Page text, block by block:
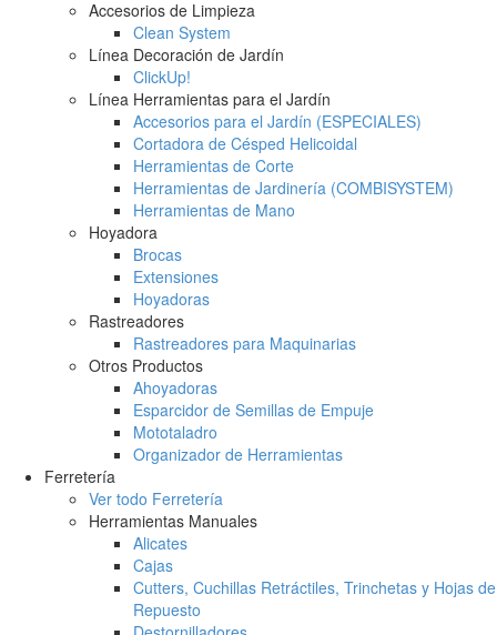
Accesorios de Limpieza
Clean System
Línea Decoración de Jardín
ClickUp!
Línea Herramientas para el Jardín
Accesorios para el Jardín (ESPECIALES)
Cortadora de Césped Helicoidal
Herramientas de Corte
Herramientas de Jardinería (COMBISYSTEM)
Herramientas de Mano
Hoyadora
Brocas
Extensiones
Hoyadoras
Rastreadores
Rastreadores para Maquinarias
Otros Productos
Ahoyadoras
Esparcidor de Semillas de Empuje
Mototaladro
Organizador de Herramientas
Ferretería
Ver todo Ferretería
Herramientas Manuales
Alicates
Cajas
Cutters, Cuchillas Retráctiles, Trinchetas y Hojas de
Repuesto